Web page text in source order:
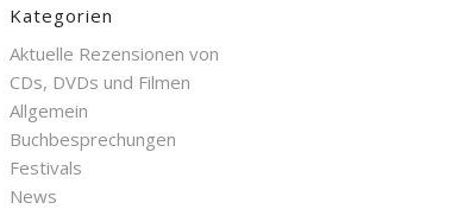
Kategorien
Aktuelle Rezensionen von
CDs, DVDs und Filmen
Allgemein
Buchbesprechungen
Festivals
News